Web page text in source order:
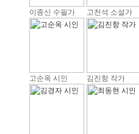
이종신 수필가 고천석 소설가
고순옥 시인 김진항 작가